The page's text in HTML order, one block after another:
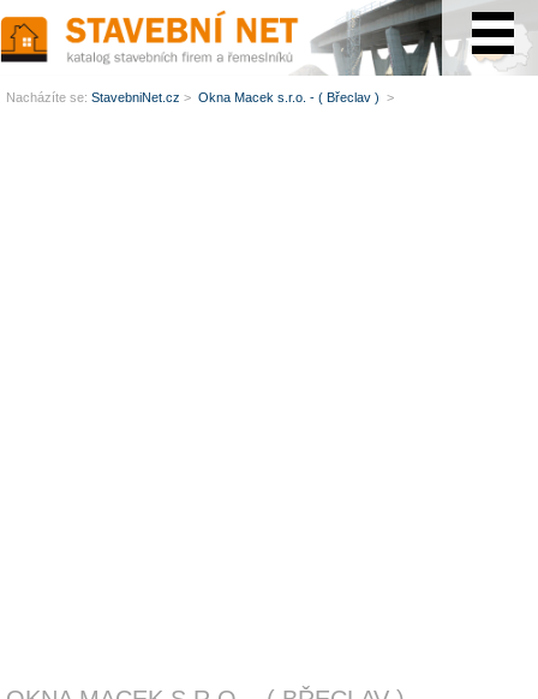
Nacházíte se: StavebniNet.cz > Okna Macek s.r.o. - ( Břeclav ) >